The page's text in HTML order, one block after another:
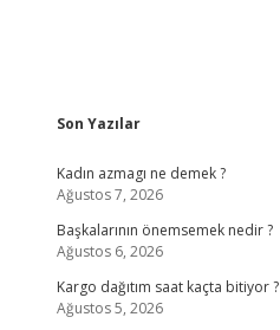
Sidebar
Son Yazılar
Kadın azmagı ne demek ?
Ağustos 7, 2026
Başkalarının önemsemek nedir ?
Ağustos 6, 2026
Kargo dağıtım saat kaçta bitiyor ?
Ağustos 5, 2026